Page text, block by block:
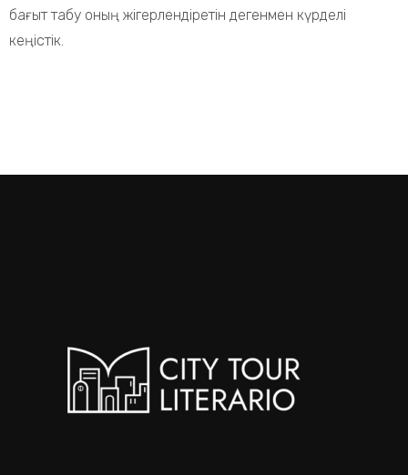
бағыт табу оның жігерлендіретін дегенмен күрделі
кеңістік.